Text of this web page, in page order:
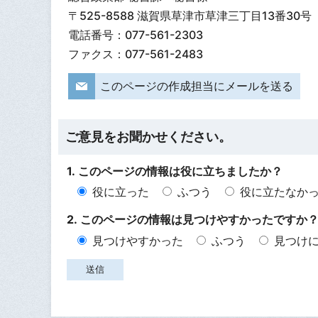
〒525-8588 滋賀県草津市草津三丁目13番30号
電話番号：077-561-2303
ファクス：077-561-2483
このページの作成担当にメールを送る
ご意見をお聞かせください。
1. このページの情報は役に立ちましたか？
役に立った
ふつう
役に立たなか
2. このページの情報は見つけやすかったですか？
見つけやすかった
ふつう 見つけ